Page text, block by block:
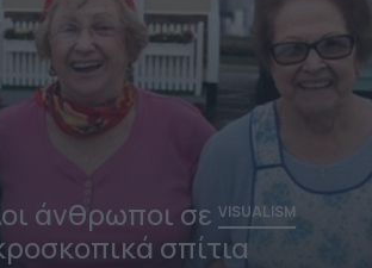
άνθρωποι σε VISUALISM
σπίτια